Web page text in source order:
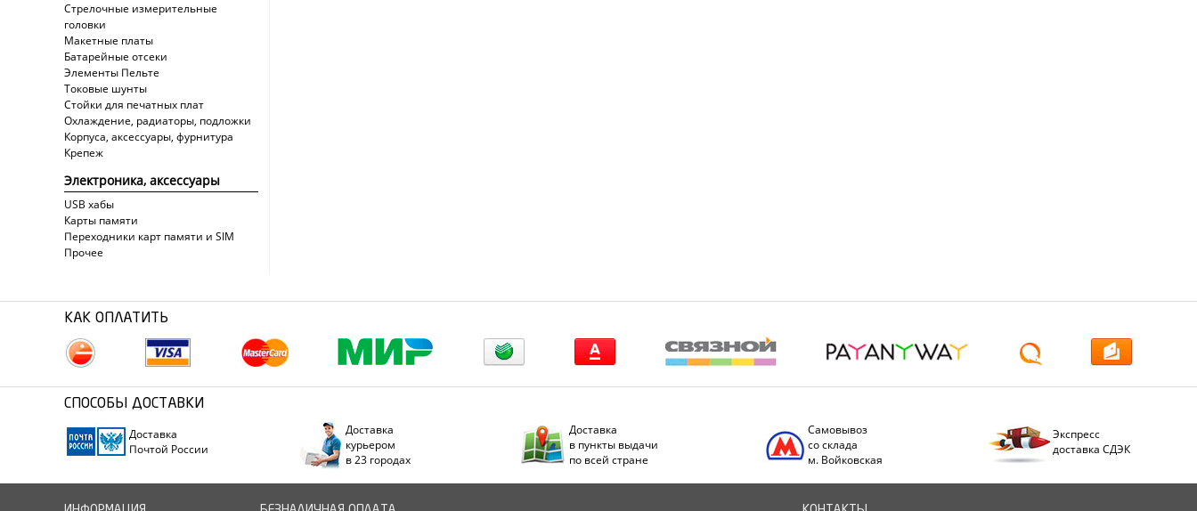
Стрелочные измерительные
головки
Макетные платы
Батарейные отсеки
Элементы Пельте
Токовые шунты
Стойки для печатных плат
Охлаждение, радиаторы, подложки
Корпуса, аксессуары, фурнитура
Крепеж
Электроника, аксессуары
USB хабы
Карты памяти
Переходники карт памяти и SIM
Прочее
КАК ОПЛАТИТЬ
СПОСОБЫ ДОСТАВКИ
Доставка
Почтой России
Доставка
курьером
в 23 городах
Доставка
в пункты выдачи
по всей стране
Самовывоз
со склада
м. Войковская
Экспресс
доставка СДЭК